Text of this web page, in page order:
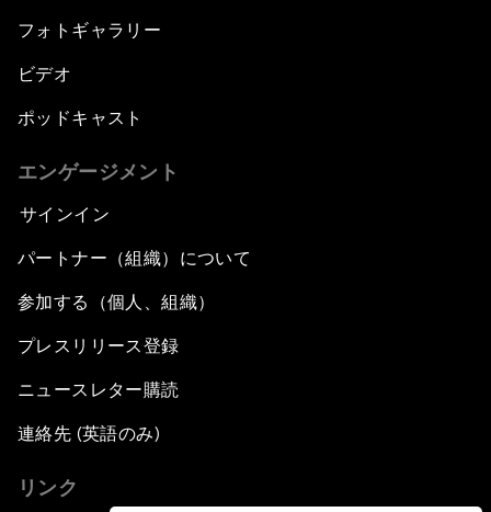
フォトギャラリー
ビデオ
ポッドキャスト
エンゲージメント
サインイン
パートナー（組織）について
参加する（個人、組織）
プレスリリース登録
ニュースレター購読
連絡先 (英語のみ)
リンク